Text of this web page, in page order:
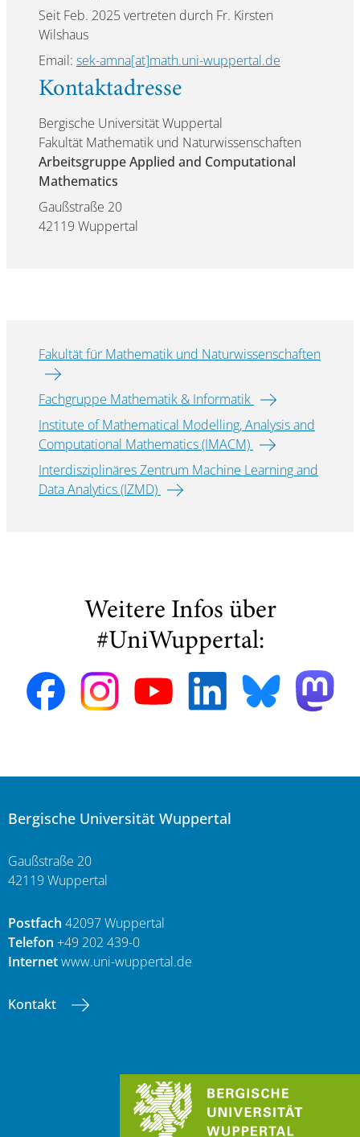
Seit Feb. 2025 vertreten durch Fr. Kirsten
Wilshaus
Email: sek-amna[at]math.uni-wuppertal.de
Kontaktadresse
Bergische Universität Wuppertal
Fakultät Mathematik und Naturwissenschaften
Arbeitsgruppe Applied and Computational
Mathematics
Gaußstraße 20
42119 Wuppertal
Fakultät für Mathematik und Naturwissenschaften
Fachgruppe Mathematik & Informatik
Institute of Mathematical Modelling, Analysis and
Computational Mathematics (IMACM)
Interdisziplinäres Zentrum Machine Learning and
Data Analytics (IZMD)
Weitere Infos über
#UniWuppertal:
Bergische Universität Wuppertal
Gaußstraße 20
42119 Wuppertal
Postfach 42097 Wuppertal
Telefon +49 202 439-0
Internetwww.uni-wuppertal.de
Kontakt